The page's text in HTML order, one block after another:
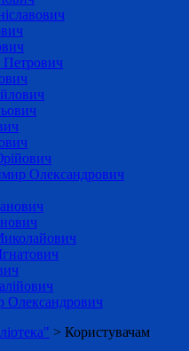
Олександрович
Олександрович
> Користувачам